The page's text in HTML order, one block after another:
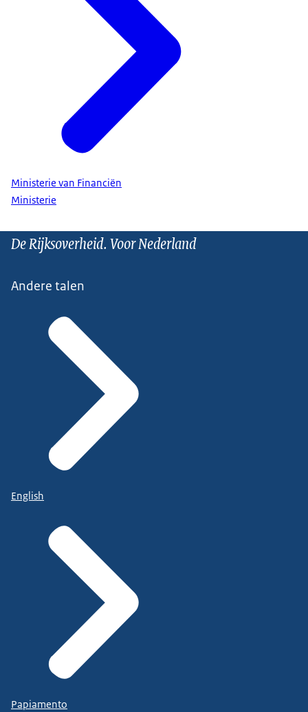
Ministerie van Financiën
Ministerie
De Rijksoverheid. Voor Nederland
Andere talen
English
Papiamento